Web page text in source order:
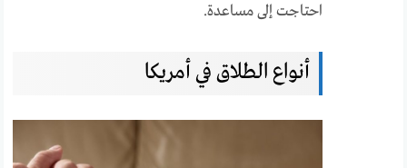
احتاجت إلى مساعدة.
أنواع الطلاق في أمريكا